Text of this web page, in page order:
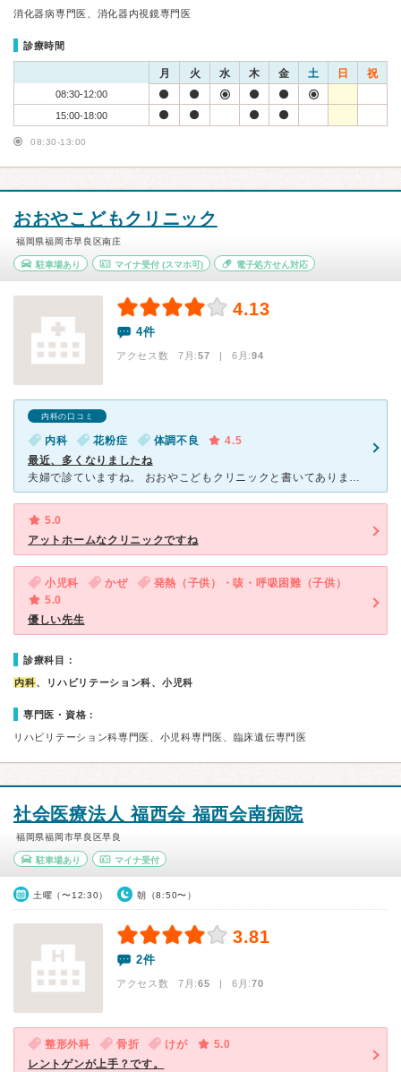
消化器病専門医、消化器内視鏡専門医
診療時間
月 火 水 木 金 土 日 祝
08:30-12:00
15:00-18:00
08:30-13:00
おおやこどもクリニック
福岡県福岡市早良区南庄
駐車場あり マイナ受付(スマホ可) 電子処方せん対応
4.13
4件
アクセス数 7月:57 | 6月:94
内科の口コミ
内科 花粉症 体調不良
4.5
最近、多くなりましたね
夫婦で診ていますね。 おおやこどもクリニックと書いてありますが、大人も診てもらえます。 大人は、女の先生が担当なのかな？？？？ どんな薬が欲しいと具体的に言えば、こっちのほうが効くよ！と
5.0
アットホームなクリニックですね
小児科 かぜ
発熱（子供）・咳・呼吸困難（子供）
5.0
優しい先生
診療科目：
内科、リハビリテーション科、小児科
専門医・資格：
リハビリテーション科専門医、小児科専門医、臨床遺伝専門医
社会医療法人 福西会 福西会南病院
福岡県福岡市早良区早良
駐車場あり マイナ受付
土曜（〜12:30） 朝（8:50〜）
3.81
2件
アクセス数 7月:65 | 6月:70
整形外科 骨折 けが
5.0
レントゲンが上手？です。